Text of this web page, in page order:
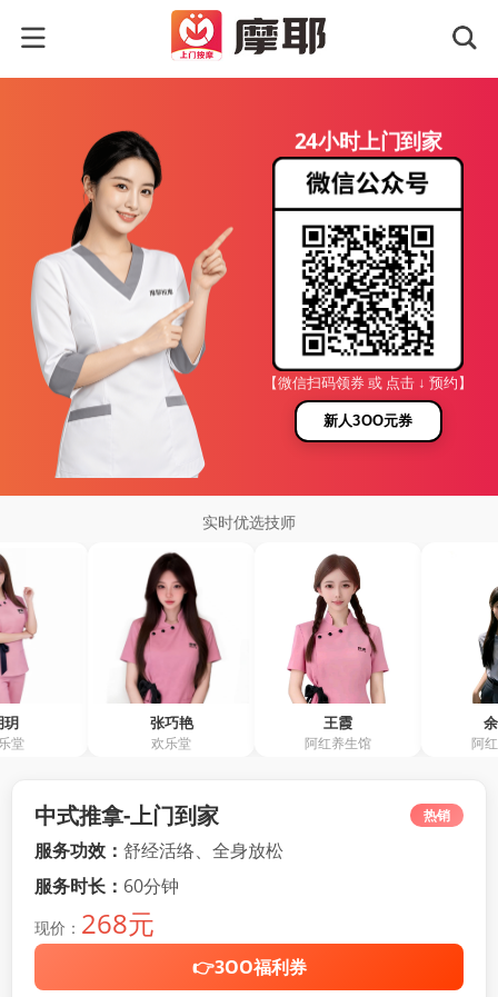
24小时上门到家
【微信扫码领券 或 点击 ↓ 预约】
新人3OO元券
实时优选技师
中式推拿-上门到家 热销
服务功效： 舒经活络、全身放松
服务时长： 60分钟
现价： 268元
👉3OO福利券